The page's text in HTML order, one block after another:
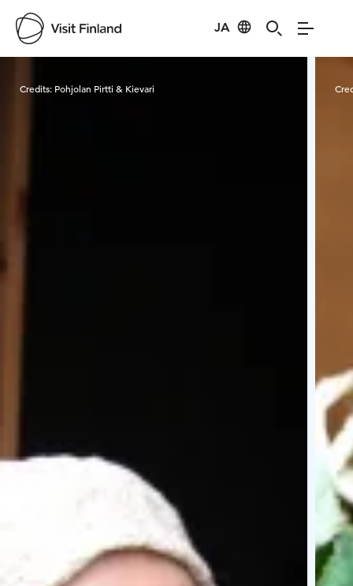
JA
Credits: Pohjolan Pirtti & Kievari